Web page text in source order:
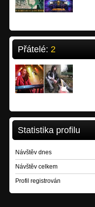
Přátelé: 2
Sabina
Brno
Statistika profilu
Návštěv dnes
Návštěv celkem
Profil registrován